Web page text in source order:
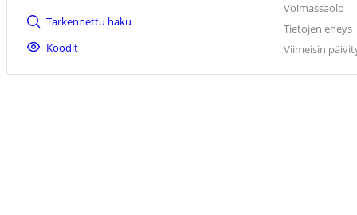
Tarkennettu haku
Koodit
Voimassaolo
Tietojen eheys
Viimeisin